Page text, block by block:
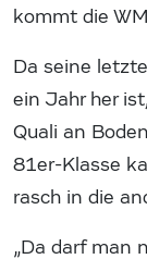
kommt die
Da seine
ein Jahr her
Quali an
81er-Klasse
rasch in die
„Da darf man